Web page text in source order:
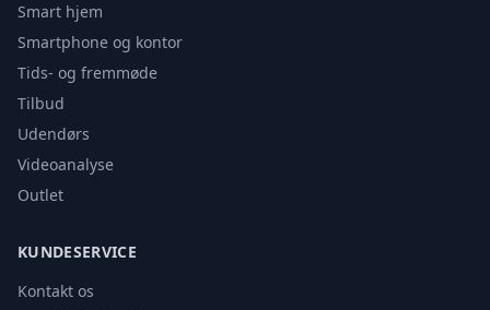
Smart hjem
Smartphone og kontor
Tids- og fremmøde
Tilbud
Udendørs
Videoanalyse
Outlet
KUNDESERVICE
Kontakt os